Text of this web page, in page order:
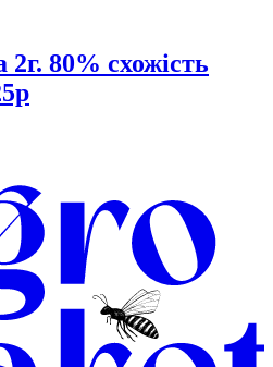
80% схожість